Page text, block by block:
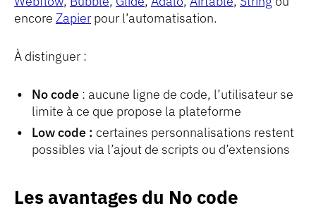
encore Zapierpour l’automatisation.
À distinguer :
No code : aucune ligne de code, l’utilisateur se
limite à ce que propose la plateforme
Low code : certaines personnalisations restent
possibles via l’ajout de scripts ou d’extensions
Les avantages du No code